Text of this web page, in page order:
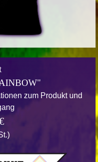
zum Produkt und